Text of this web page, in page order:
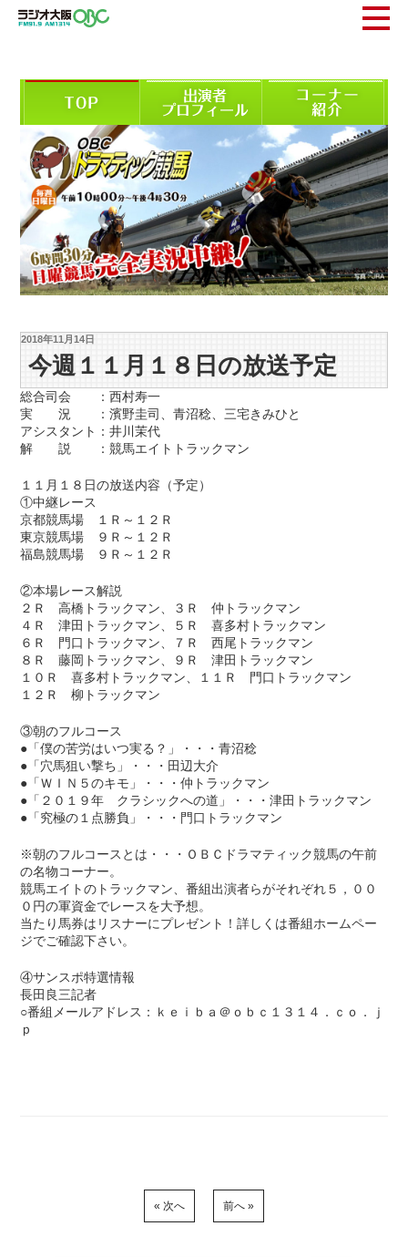
2018年11月14日
今週１１月１８日の放送予定
総合司会 ：西村寿一
実 況 ：濱野圭司、青沼稔、三宅きみひと
アシスタント：井川茉代
解 説 ：競馬エイトトラックマン
１１月１８日の放送内容（予定）
①中継レース
京都競馬場 １Ｒ～１２Ｒ
東京競馬場 ９Ｒ～１２Ｒ
福島競馬場 ９Ｒ～１２Ｒ
②本場レース解説
２Ｒ 高橋トラックマン、３Ｒ 仲トラックマン
４Ｒ 津田トラックマン、５Ｒ 喜多村トラックマン
６Ｒ 門口トラックマン、７Ｒ 西尾トラックマン
８Ｒ 藤岡トラックマン、９Ｒ 津田トラックマン
１０Ｒ 喜多村トラックマン、１１Ｒ 門口トラックマン
１２Ｒ 柳トラックマン
③朝のフルコース
●「僕の苦労はいつ実る？」・・・青沼稔
●「穴馬狙い撃ち」・・・田辺大介
●「ＷＩＮ５のキモ」・・・仲トラックマン
●「２０１９年 クラシックへの道」・・・津田トラックマン
●「究極の１点勝負」・・・門口トラックマン
※朝のフルコースとは・・・ＯＢＣドラマティック競馬の午前
の名物コーナー。
競馬エイトのトラックマン、番組出演者らがそれぞれ５，００
０円の軍資金でレースを大予想。
当たり馬券はリスナーにプレゼント！詳しくは番組ホームペー
ジでご確認下さい。
④サンスポ特選情報
長田良三記者
○番組メールアドレス：ｋｅｉｂａ＠ｏｂｃ１３１４．ｃｏ．ｊ
ｐ
« 次へ 前へ »